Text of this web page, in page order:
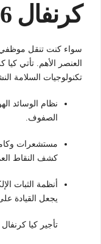
كرنفال 2026
سواء كنت تنقل موظفي
العنصر الأهم. تأتي كيا
تكنولوجيات السلامة
نظام الوسائد
الصفوف.
مستشعرات
كشف النقاط
أنظمة الثبات
يجعل القيادة
تأجير كيا